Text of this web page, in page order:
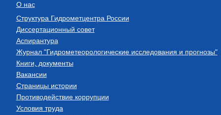
О нас
Структура Гидрометцентра России
Диссертационный совет
Аспирантура
Журнал "Гидрометеорологические исследования и прогнозы"
Книги, документы
Вакансии
Страницы истории
Противодействие коррупции
Условия труда